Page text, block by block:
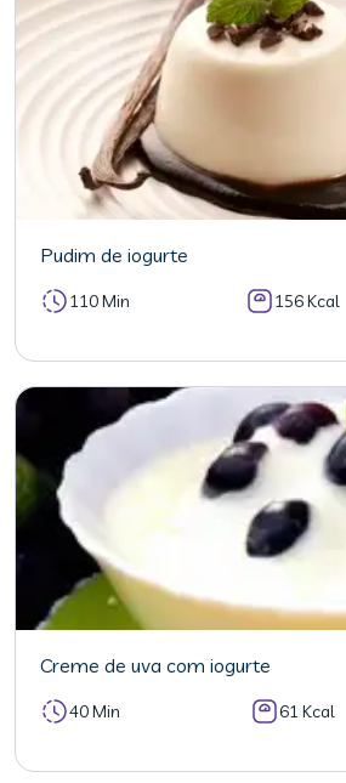
Pudim de iogurte
110 Min 156 Kcal
Creme de uva com iogurte
40 Min 61 Kcal